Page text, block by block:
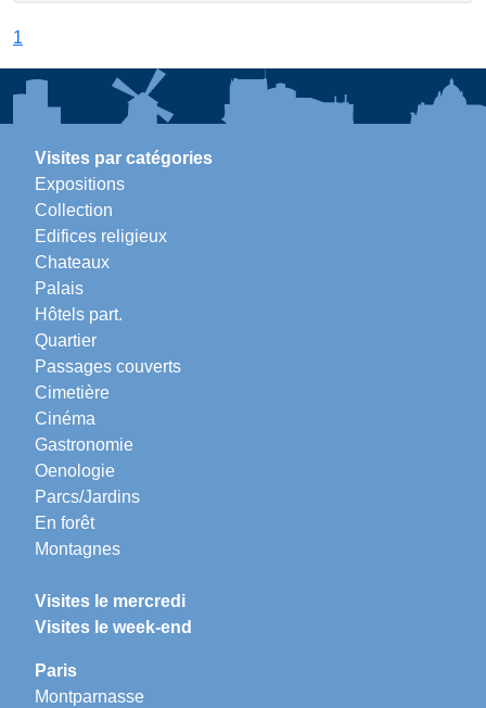
1
Visites par catégories
Expositions
Collection
Edifices religieux
Chateaux
Palais
Hôtels part.
Quartier
Passages couverts
Cimetière
Cinéma
Gastronomie
Oenologie
Parcs/Jardins
En forêt
Montagnes
Visites le mercredi
Visites le week-end
Paris
Montparnasse